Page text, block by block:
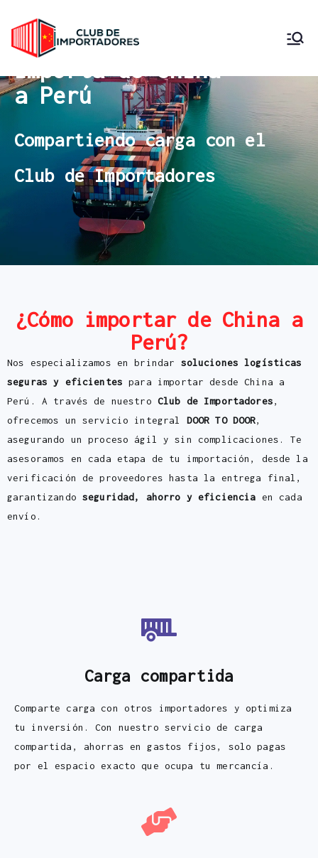
Importadore
s Perú
Importa de China
a Perú
Compartiendo carga con el
Club de Importadores
¿Cómo importar de China a
Perú?
Nos especializamos en brindar soluciones logísticas
seguras y eficientes para importar desde China a
Perú. A través de nuestro Club de Importadores,
ofrecemos un servicio integral DOOR TO DOOR,
asegurando un proceso ágil y sin complicaciones. Te
asesoramos en cada etapa de tu importación, desde la
verificación de proveedores hasta la entrega final,
garantizando seguridad, ahorro y eficiencia en cada
envío.
Carga compartida
Comparte carga con otros importadores y optimiza
tu inversión. Con nuestro servicio de carga
compartida, ahorras en gastos fijos, solo pagas
por el espacio exacto que ocupa tu mercancía.